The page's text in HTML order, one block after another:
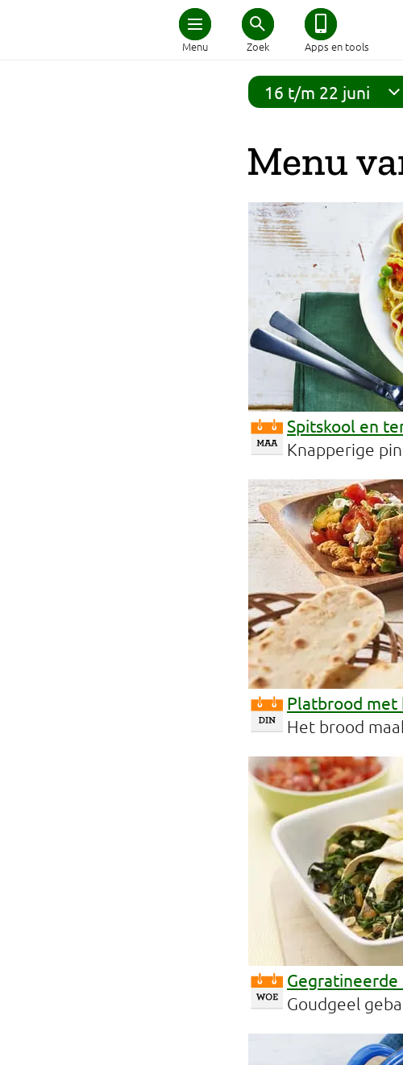
Menu Zoek Apps en tools
Home
Schijf van Vijf
Afvallen
Zwanger en kind
Duurzaam eten
Veilig eten
Eetomgevingen
16 t/m 22 juni
Menu
Spitskool en
Knapperige
Platbrood met
Het brood
Gegratineerde
Goudgeel